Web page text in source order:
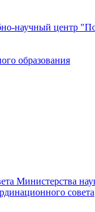
научный центр
образования
Министерства
совета